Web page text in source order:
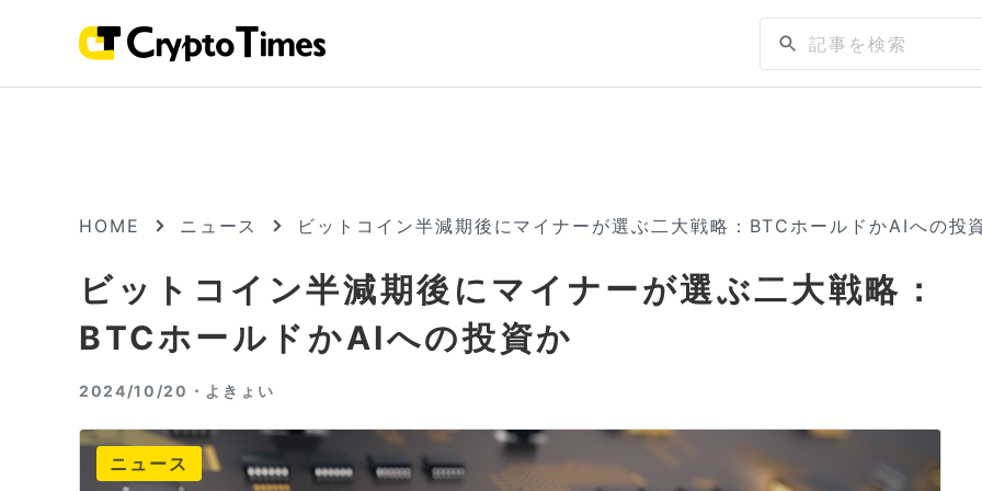
HOME ニュース ビットコイン半減期後にマイナーが選ぶ二大戦略：BTCホールドかAIへの投
ビットコイン半減期後にマイナーが選ぶ二大戦略：
BTCホールドかAIへの投資か
2024/10/20・ よきょい
ニュース